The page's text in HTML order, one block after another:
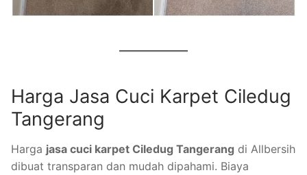
Harga Jasa Cuci Karpet Ciledug
Tangerang
Harga jasa cuci karpet Ciledug Tangerang di Allbersih
dibuat transparan dan mudah dipahami. Biaya